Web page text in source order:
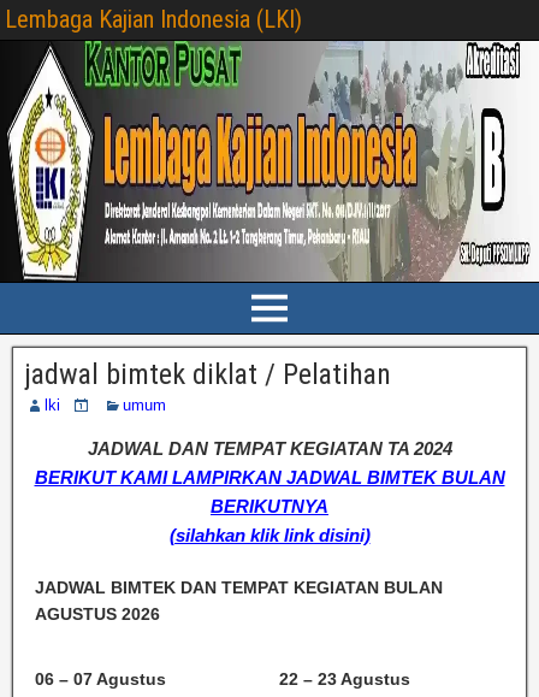
Lembaga Kajian Indonesia (LKI)
jadwal bimtek diklat / Pelatihan
lki umum
JADWAL DAN TEMPAT KEGIATAN TA 2024
BERIKUT KAMI LAMPIRKAN JADWAL BIMTEK BULAN
BERIKUTNYA
(silahkan klik link disini)
JADWAL BIMTEK DAN TEMPAT KEGIATAN BULAN
AGUSTUS 2026
06 – 07 Agustus 22 – 23 Agustus